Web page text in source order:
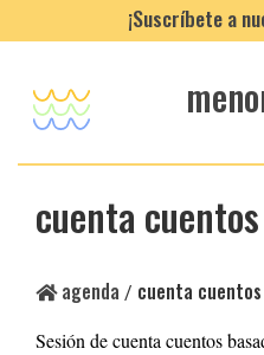
¡Suscríbete a
cuenta
agenda / cuenta
Sesión de cuenta cuentos